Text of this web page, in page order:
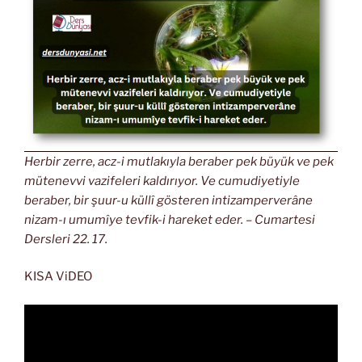
Herbir zerre, acz-i mutlakıyla beraber pek büyük ve pek
mütenevvi vazifeleri kaldırıyor. Ve cumudiyetiyle
beraber, bir şuur-u küllî gösteren intizamperverâne
nizam-ı umumîye tevfik-i hareket eder. – Cumartesi
Dersleri 22. 17.
KISA ViDEO